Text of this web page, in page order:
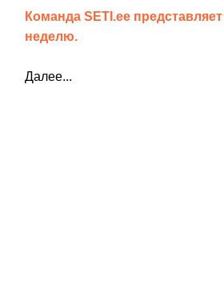
Команда SETI.ee
неделю.
Далее...